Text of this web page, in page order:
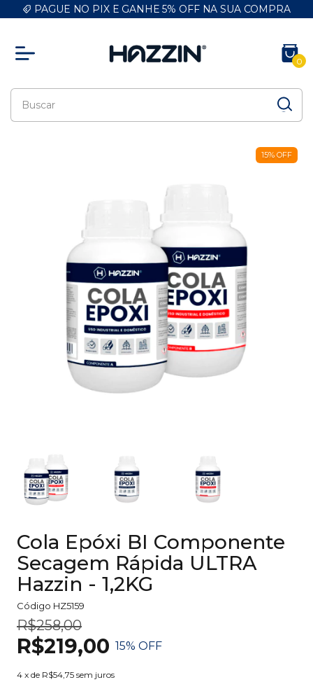
PAGUE NO PIX E GANHE 5% OFF NA SUA COMPRA
0
15% OFF
Cola Epóxi BI Componente
Secagem Rápida ULTRA
Hazzin - 1,2KG
Código HZ5159
R$258,00
R$219,00 15% OFF
4 x de R$54,75 sem juros